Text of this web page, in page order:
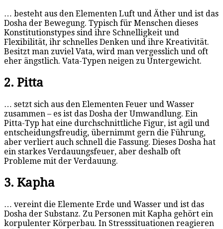
… besteht aus den Elementen Luft und Äther und ist das
Dosha der Bewegung. Typisch für Menschen dieses
Konstitutionstypes sind ihre Schnelligkeit und
Flexibilität, ihr schnelles Denken und ihre Kreativität.
Besitzt man zuviel Vata, wird man vergesslich und oft
eher ängstlich. Vata-Typen neigen zu Untergewicht.
2. Pitta
… setzt sich aus den Elementen Feuer und Wasser
zusammen – es ist das Dosha der Umwandlung. Ein
Pitta-Typ hat eine durchschnittliche Figur, ist agil und
entscheidungsfreudig, übernimmt gern die Führung,
aber verliert auch schnell die Fassung. Dieses Dosha hat
ein starkes Verdauungsfeuer, aber deshalb oft
Probleme mit der Verdauung.
3. Kapha
… vereint die Elemente Erde und Wasser und ist das
Dosha der Substanz. Zu Personen mit Kapha gehört ein
korpulenter Körperbau. In Stresssituationen reagieren